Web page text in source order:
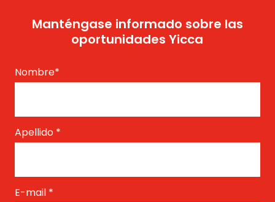
Manténgase informado sobre las
oportunidades Yicca
Nombre*
Apellido *
E-mail *